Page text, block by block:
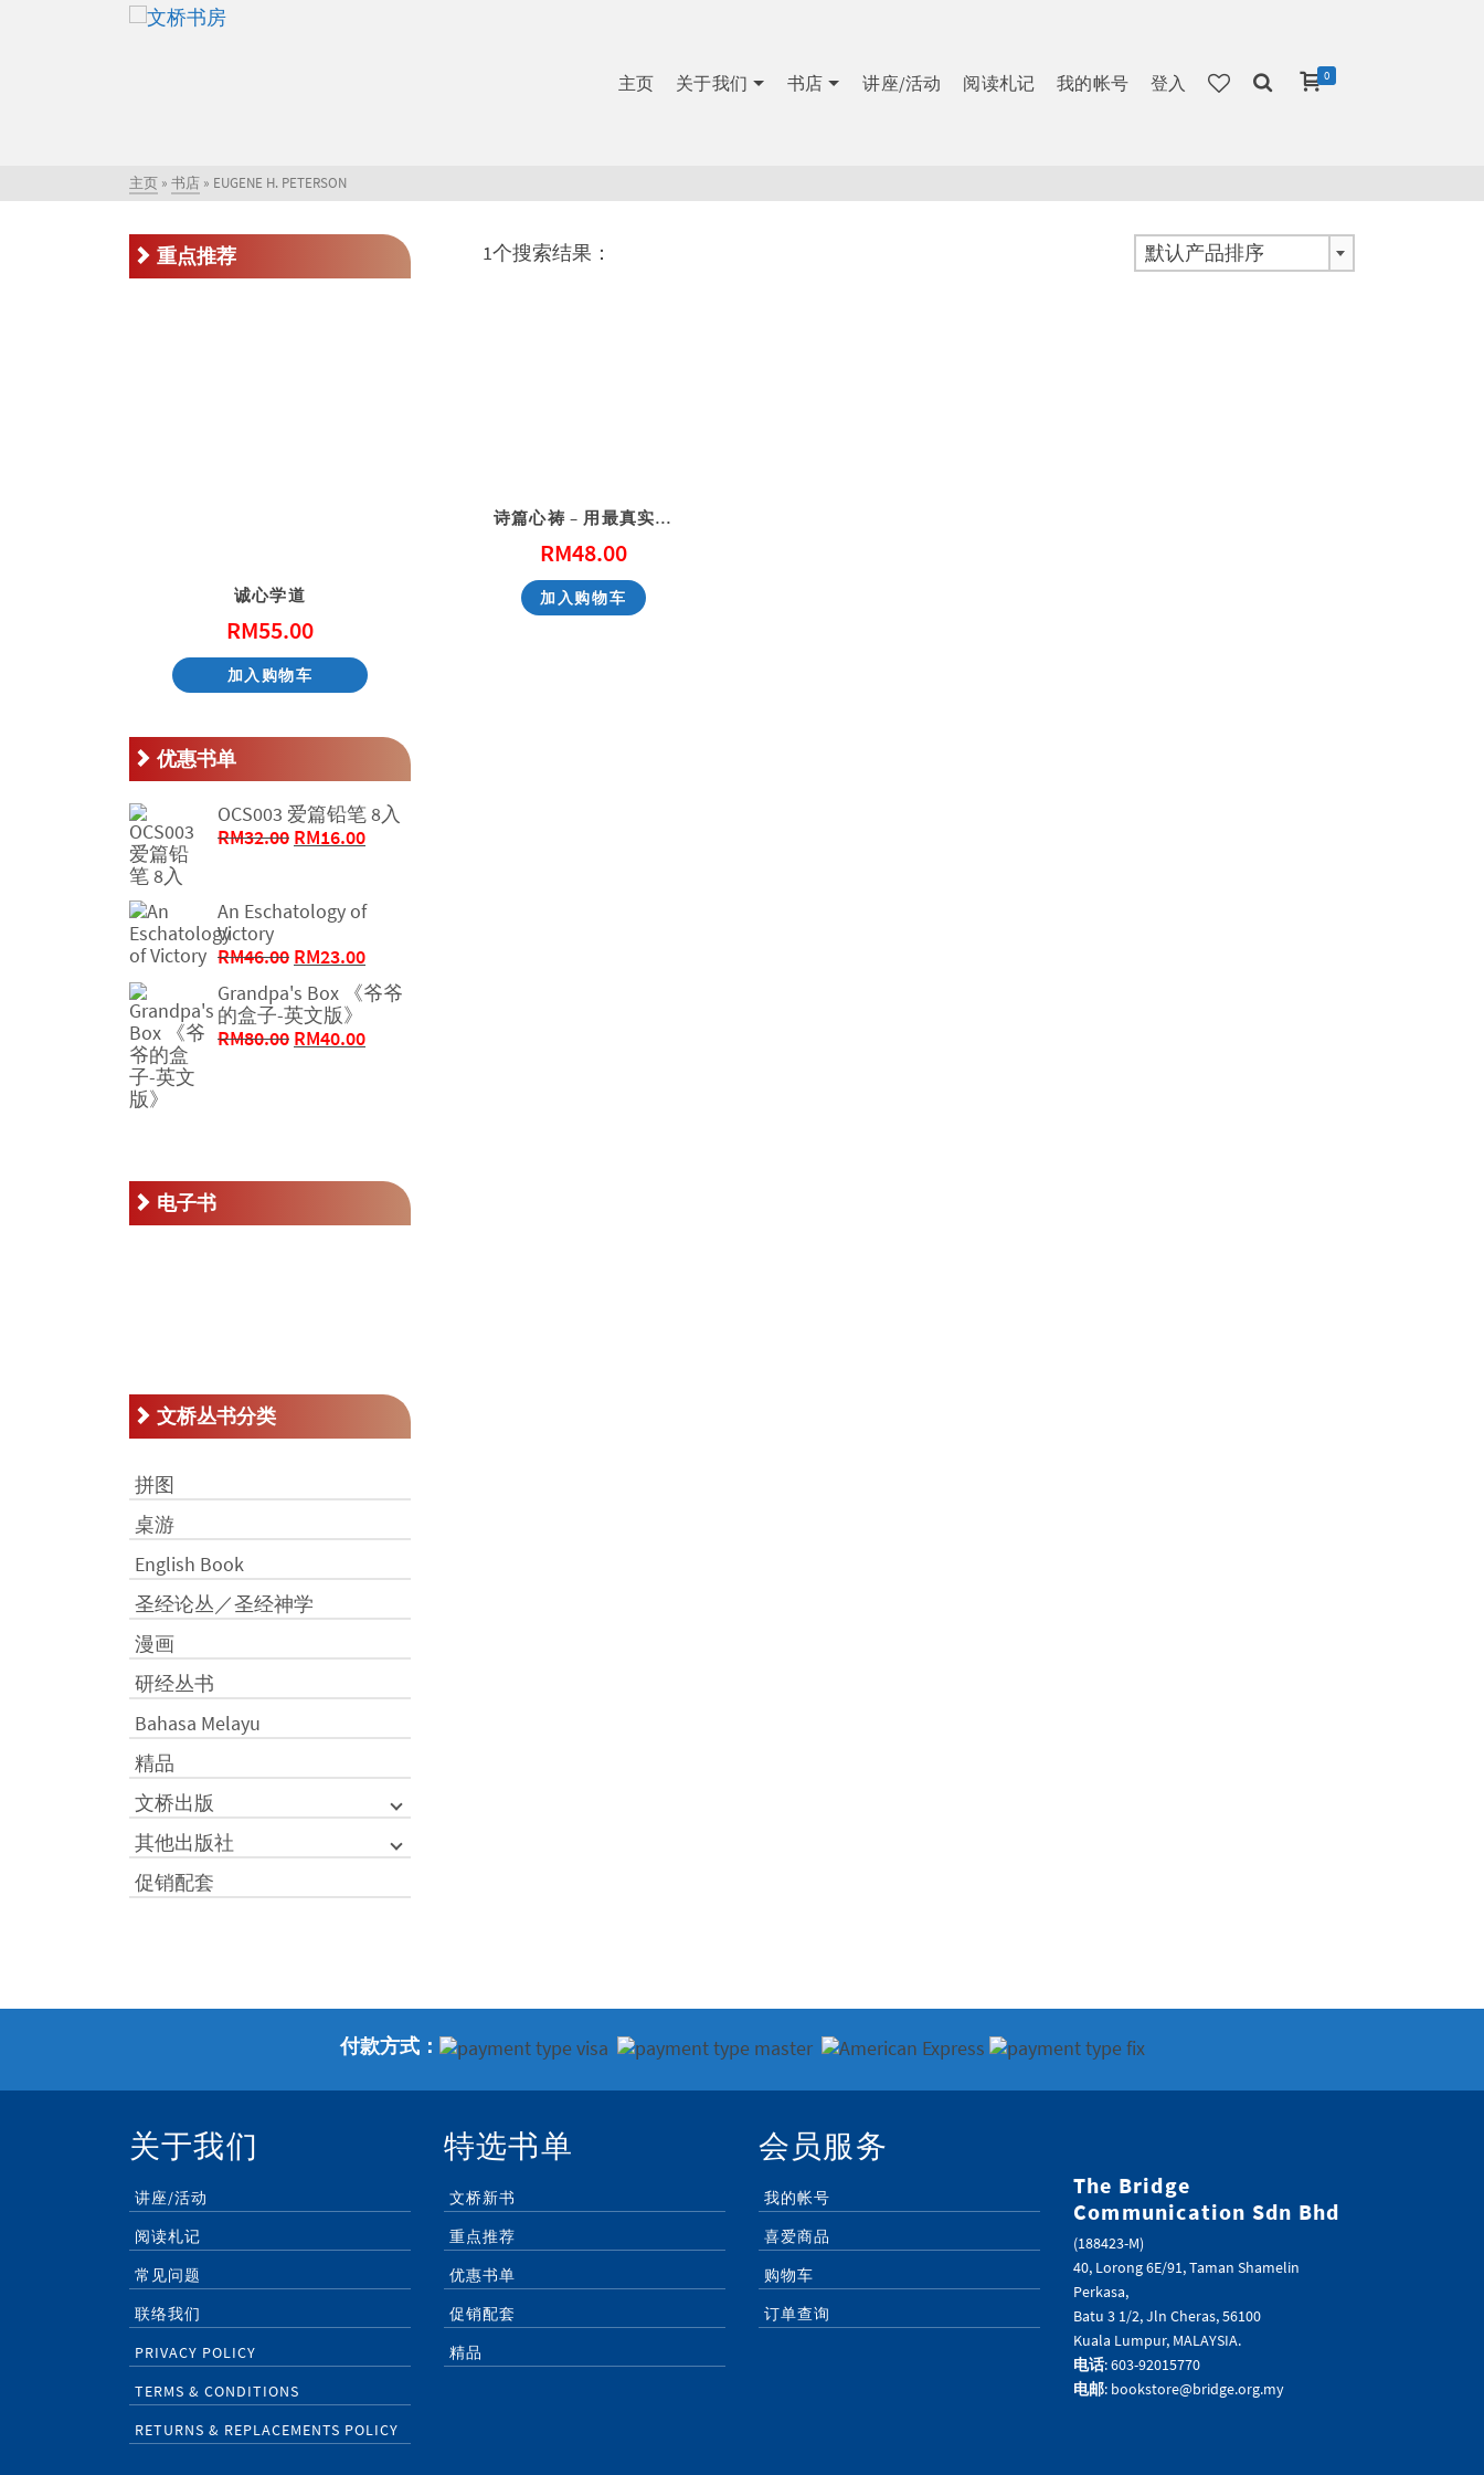
主页 关于我们 书店 讲座/活动 阅读札记 我的帐号 登入 0
主页 » 书店 » EUGENE H. PETERSON
1个搜索结果： 默认产品排序
诗篇心祷 – 用最真实的自己面对上帝
RM48.00
加入购物车
重点推荐
诚心学道
RM55.00
加入购物车
优惠书单
OCS003 爱篇铅笔 8入
RM32.00 原
RM32.00。
RM16.00当
格
RM16.00。
An Eschatology of
Victory
RM46.00 原
为：
RM46.00。
RM23.00当
前
价
为：
Grandpa's Box 《爷爷
的盒子-英文版》
RM80.00 原
RM40.00当
电子书
文桥丛书分类
拼图
桌游
English Book
圣经论丛／圣经神学
漫画
研经丛书
Bahasa Melayu
精品
文桥出版
其他出版社
促销配套
付款方式：
关于我们
讲座/活动
阅读札记
常见问题
联络我们
PRIVACY POLICY
TERMS & CONDITIONS
RETURNS & REPLACEMENTS POLICY
特选书单
文桥新书
重点推荐
优惠书单
促销配套
精品
会员服务
我的帐号
喜爱商品
购物车
订单查询
The Bridge
Communication Sdn Bhd
(188423-M)
40, Lorong 6E/91, Taman Shamelin
Perkasa,
Batu 3 1/2, Jln Cheras, 56100
Kuala Lumpur, MALAYSIA.
电话: 603-92015770
电邮: bookstore@bridge.org.my